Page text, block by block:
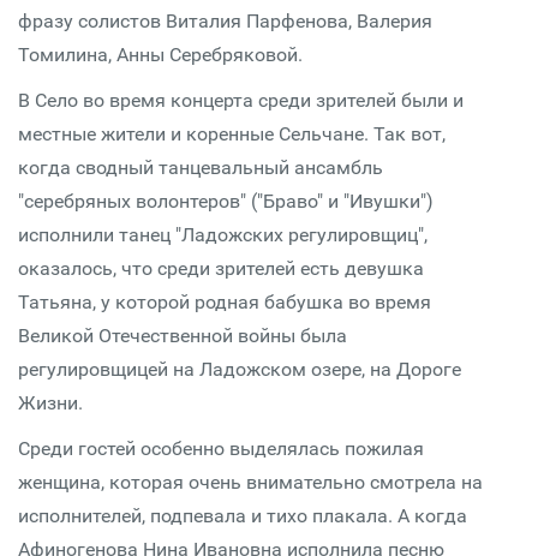
фразу солистов Виталия Парфенова, Валерия
Томилина, Анны Серебряковой.
В Село во время концерта среди зрителей были и
местные жители и коренные Сельчане. Так вот,
когда сводный танцевальный ансамбль
"серебряных волонтеров" ("Браво" и "Ивушки")
исполнили танец "Ладожских регулировщиц",
оказалось, что среди зрителей есть девушка
Татьяна, у которой родная бабушка во время
Великой Отечественной войны была
регулировщицей на Ладожском озере, на Дороге
Жизни.
Среди гостей особенно выделялась пожилая
женщина, которая очень внимательно смотрела на
исполнителей, подпевала и тихо плакала. А когда
Афиногенова Нина Ивановна исполнила песню